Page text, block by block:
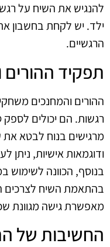
להנגיש את השיח על
ילד. יש לקחת בחשבון את
הרגשיים.
תפקיד ההורים
ההורים והמחנכים
רגשות. הם יכולים
מרגישים בנוח לבטא
ודוגמאות אישיות,
בנוסף, הכוונה לשימוש
בהתאמת השיח לצרכים
מאפשרת גישה מגוונת
החשיבות של